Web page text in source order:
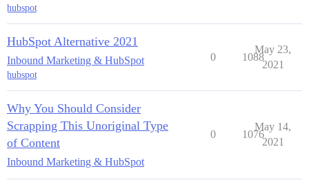
hubspot
HubSpot Alternative 2021
Inbound Marketing & HubSpot
hubspot
0 1088
May 23,
2021
Why You Should Consider
Scrapping This Unoriginal Type
of Content
Inbound Marketing & HubSpot
0 1076
May 14,
2021